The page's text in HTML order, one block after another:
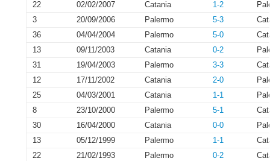
22
02/02/2007 Catania 1-2
3
20/09/2006 Palermo 5-3
36
04/04/2004 Palermo 5-0
13
09/11/2003 Catania 0-2
31
19/04/2003 Palermo 3-3
12
17/11/2002 Catania 2-0
25
04/03/2001 Catania 1-1
8
23/10/2000 Palermo 5-1
30
16/04/2000 Catania 0-0
13
05/12/1999 Palermo 1-1
22
21/02/1993 Palermo 0-2